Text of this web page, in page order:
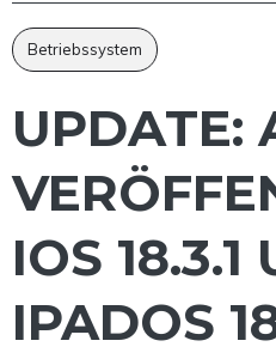
Betriebssystem
UPDATE:
IOS 18.3.1
IPADOS